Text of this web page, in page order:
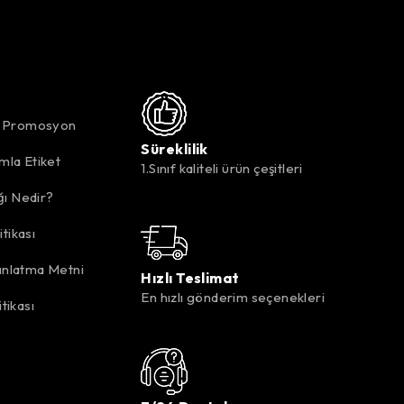
Promosyon
Etiket
Nedir?
Metni
Süreklilik
1.Sınıf kaliteli ürün çeşitleri
Hızlı Teslimat
En hızlı gönderim seçenekleri